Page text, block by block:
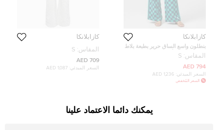
كازابلانكا
بنطلون واسع الساق حرير بطبعة بلاط
حوض السباحة أزرق كازابلانكا مقاس
صغير (سمول)
المقاس: S
794 AED
السعر المبدئي: 1,236 AED
السعر المُخفض
كازابلانكا
المقاس: S
709 AED
السعر المبدئي: 1,087 AED
يمكنك دائما الاعتماد علينا